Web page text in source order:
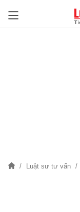
Luật sư tư vấn